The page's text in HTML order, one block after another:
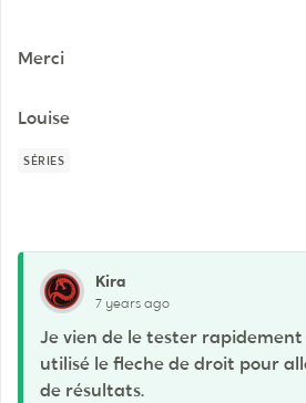
Merci
Louise
SÉRIES
Kira
7 years ago
Je vien de le tester
utilisé le fleche de droit pour
de résultats.